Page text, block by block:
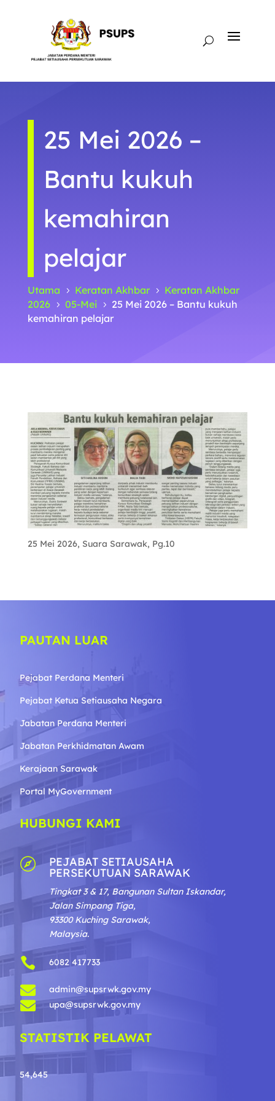
25 Mei 2026 –
Bantu kukuh
kemahiran
pelajar
Utama 5 Keratan Akhbar 5
Keratan Akhbar
2026
5 05-Mei 5
25 Mei 2026 – Bantu kukuh
kemahiran pelajar
25 Mei 2026, Suara Sarawak, Pg.10
PAUTAN LUAR
Pejabat Perdana Menteri
Pejabat Ketua Setiausaha Negara
Jabatan Perdana Menteri
Jabatan Perkhidmatan Awam
Kerajaan Sarawak
Portal MyGovernment
HUBUNGI KAMI
 PEJABAT SETIAUSAHA
PERSEKUTUAN SARAWAK
Tingkat 3 & 17, Bangunan Sultan Iskandar,
Jalan Simpang Tiga,
93300 Kuching Sarawak,
Malaysia.
 6082 417733
 admin@supsrwk.gov.my
 upa@supsrwk.gov.my
STATISTIK PELAWAT
54,645